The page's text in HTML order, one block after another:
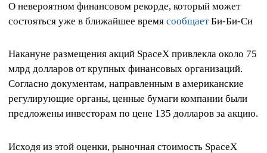
О невероятном финансовом рекорде, который может
состояться уже в ближайшее время сообщаетБи-Би-Си
Накануне размещения акций SpaceX привлекла около 75
млрд долларов от крупных финансовых организаций.
Согласно документам, направленным в американские
регулирующие органы, ценные бумаги компании были
предложены инвесторам по цене 135 долларов за акцию.
Исходя из этой оценки, рыночная стоимость SpaceX